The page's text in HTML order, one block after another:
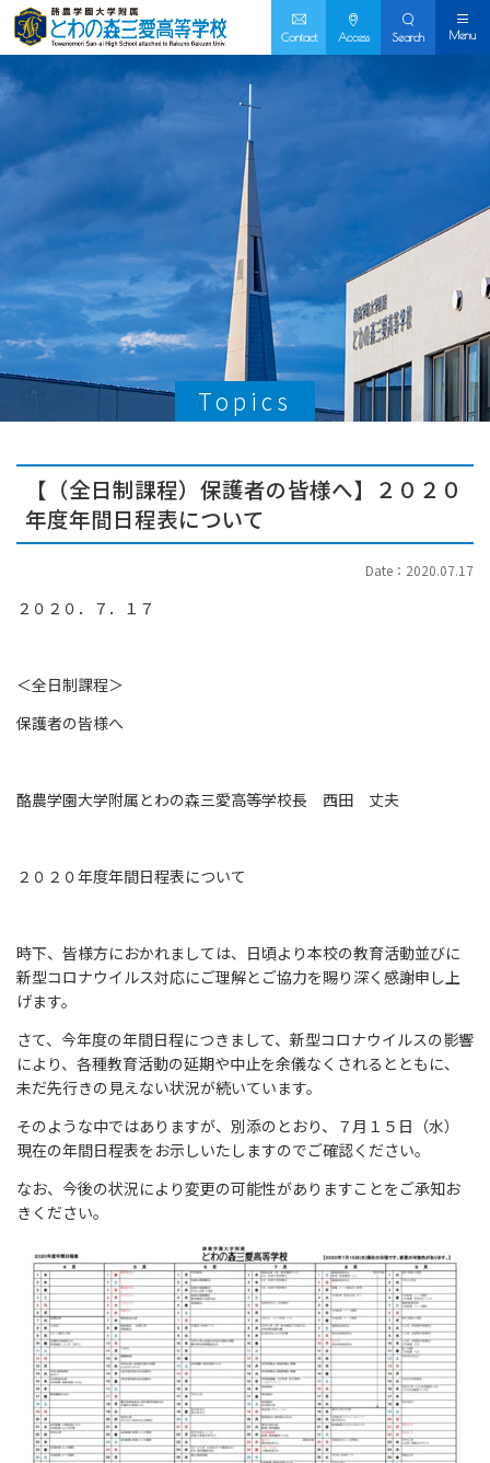
Contact Access Search Menu
Topics
【（全日制課程）保護者の皆様へ】２０２０
年度年間日程表について
Date：2020.07.17
２０２０．７．１７
＜全日制課程＞
保護者の皆様へ
酪農学園大学附属とわの森三愛高等学校長 西田 丈夫
２０２０年度年間日程表について
時下、皆様方におかれましては、日頃より本校の教育活動並びに
新型コロナウイルス対応にご理解とご協力を賜り深く感謝申し上
げます。
さて、今年度の年間日程につきまして、新型コロナウイルスの影響
により、各種教育活動の延期や中止を余儀なくされるとともに、
未だ先行きの見えない状況が続いています。
そのような中ではありますが、別添のとおり、７月１５日（水）
現在の年間日程表をお示しいたしますのでご確認ください。
なお、今後の状況により変更の可能性がありますことをご承知お
きください。